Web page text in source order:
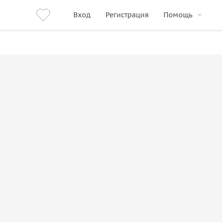
Вход Регистрация Помощь